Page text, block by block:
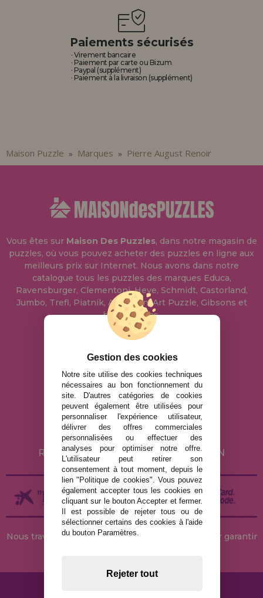
Paiements sécurisés
· Virement bancaire
· Paiement par carte ou Bizum
· Paypal (supplément)
· Paiement à la livraison (supplément)
Maison Puzzle » Marques » Pierre August Renoir
Vous êtes sur Maison Des Puzzles, dans notre magasin de
puzzles, où vous pouvez acheter des puzzles en ligne aux
meilleurs prix sur Internet. Nous avons dans notre
catalogue tous les puzzles des marques Educa,
Ravensburger, Clementoni, Heye, Schmidt, Castorland,
Jumbo, Trefl, Piatnik, Anatolian, Art Puzzle, Gibsons et
bien d'autres.
MENTIONS LÉGALES
POLITIQUE DE CONFIDENTIALITÉ
POLITIQUE DE COOKIES
LIVRAISON ET RETOUR
RETOURS / DROIT DE RÉTRACTATION
Nous travaillons avec des stocks permanents pour garantir
Gestion des cookies
Notre site utilise des cookies techniques
nécessaires au bon fonctionnement du
site. D'autres catégories de cookies
peuvent également être utilisées pour
personnaliser l'expérience utilisateur,
délivrer des offres commerciales
personnalisées ou effectuer des
analyses pour optimiser notre offre.
L'utilisateur peut retirer son
consentement à tout moment, depuis le
lien "Politique de cookies". Vous pouvez
également accepter tous les cookies en
cliquant sur le bouton Accepter et fermer.
Il est possible de rejeter tous ou de
sélectionner certains des cookies à l'aide
du bouton Paramètres.
Rejeter tout